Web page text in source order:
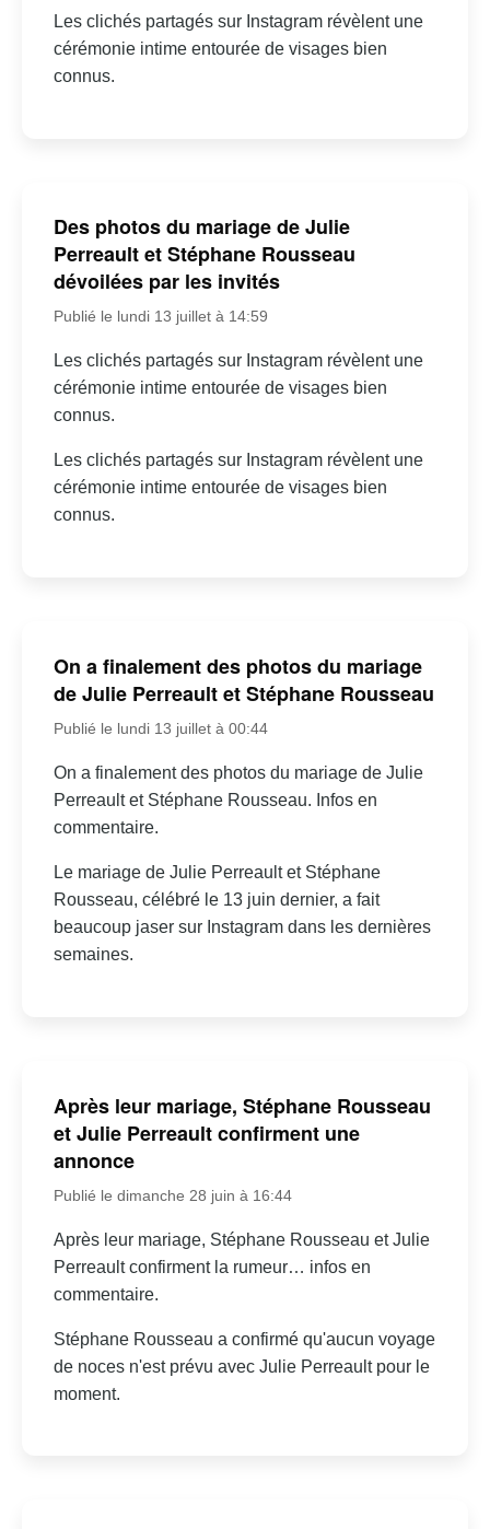
Les clichés partagés sur Instagram révèlent une
cérémonie intime entourée de visages bien
connus.
Des photos du mariage de Julie
Perreault et Stéphane Rousseau
dévoilées par les invités
Publié le lundi 13 juillet à 14:59
Les clichés partagés sur Instagram révèlent une
cérémonie intime entourée de visages bien
connus.
Les clichés partagés sur Instagram révèlent une
cérémonie intime entourée de visages bien
connus.
On a finalement des photos du mariage
de Julie Perreault et Stéphane Rousseau
Publié le lundi 13 juillet à 00:44
On a finalement des photos du mariage de Julie
Perreault et Stéphane Rousseau. Infos en
commentaire.
Le mariage de Julie Perreault et Stéphane
Rousseau, célébré le 13 juin dernier, a fait
beaucoup jaser sur Instagram dans les dernières
semaines.
Après leur mariage, Stéphane Rousseau
et Julie Perreault confirment une
annonce
Publié le dimanche 28 juin à 16:44
Après leur mariage, Stéphane Rousseau et Julie
Perreault confirment la rumeur… infos en
commentaire.
Stéphane Rousseau a confirmé qu'aucun voyage
de noces n'est prévu avec Julie Perreault pour le
moment.